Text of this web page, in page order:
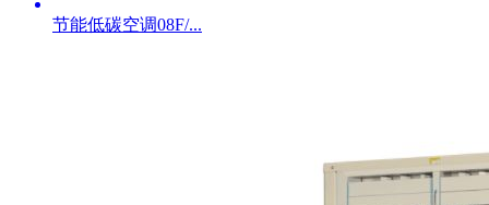
节能低碳空调08F/...